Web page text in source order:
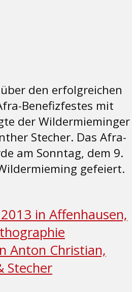
den erfolgreichen
Benefizfestes mit
der Wildermieminger
Stecher. Das Afra-
am Sonntag, dem 9.
gefeiert.